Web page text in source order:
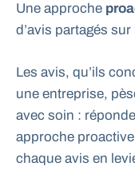
Une approche
d’avis partagés
Les avis, qu’ils
une entreprise,
avec soin :
approche
chaque avis en